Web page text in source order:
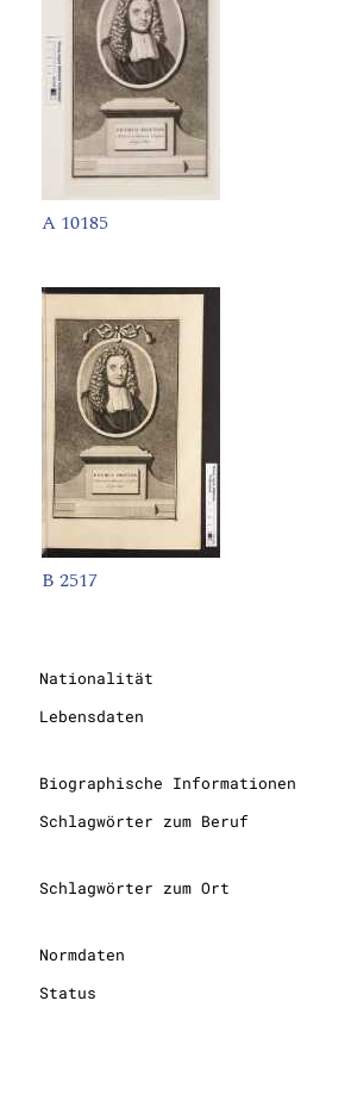
A 10185
B 2517
Nationalität
Lebensdaten
Biographische Informationen
Schlagwörter zum Beruf
Schlagwörter zum Ort
Normdaten
Status